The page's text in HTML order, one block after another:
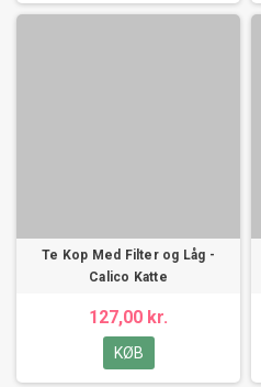
Te Kop Med Filter og Låg -
Calico Katte
127,00 kr.
KØB